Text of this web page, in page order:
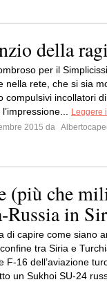
della
per il
nella rete, che si sia
compulsivi incollatori
Leggere
2015 da
(più che
Russia in
di capire come siano
tra Siria e
F-16 dell’aviazione
un Sukhoi SU-24